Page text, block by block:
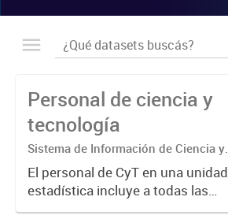
Personal de ciencia y
tecnología
Sistema de Información de Ciencia y
Tecnología Argentino (SICYTAR)
El personal de CyT en una unidad
estadística incluye a todas las
personas involucradas